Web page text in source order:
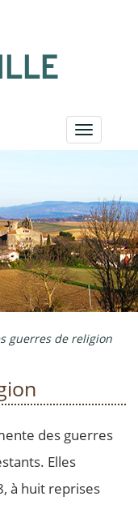
Menu
guerres de religion
des guerres
Elles
à huit reprises